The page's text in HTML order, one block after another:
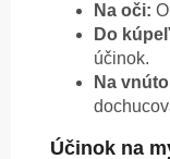
Na oči:
Do
účinok.
Na
Účinok na